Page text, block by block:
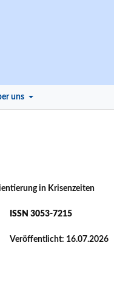
uns
in Krisenzeiten
ISSN 3053-7215
Veröffentlicht: 16.07.2026